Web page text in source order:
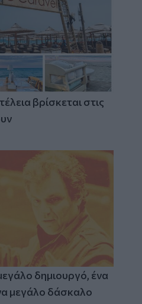
βρίσκεται στις
δημιουργό, ένα
μεγάλο δάσκαλο